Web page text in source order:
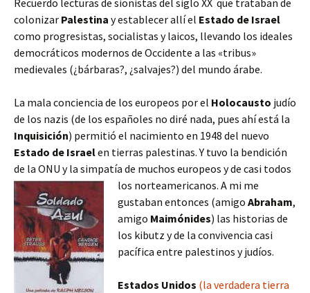
colonizar Palestina y establecer allí el Estado de Israel
como progresistas, socialistas y laicos, llevando los ideales
democráticos modernos de Occidente a las «tribus»
medievales (¿bárbaras?, ¿salvajes?) del mundo árabe.
La mala conciencia de los europeos por el Holocausto judío
de los nazis (de los españoles no diré nada, pues ahí está la
Inquisición) permitió el nacimiento en 1948 del nuevo
Estado de Israelen tierras palestinas. Y tuvo la bendición
de la ONU y la simpatía de muchos europeos y de casi todos
los norteamericanos. A mi me
gustaban entonces (amigo Abraham,
amigo Maimónides) las historias de
los kibutz y de la convivencia casi
pacífica entre palestinos y judíos.
Estados Unidos (la verdadera tierra